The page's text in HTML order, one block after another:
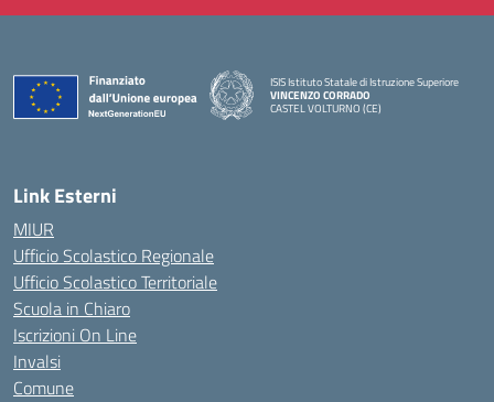
ISIS Istituto Statale di Istruzione Superiore
VINCENZO CORRADO
CASTEL VOLTURNO (CE)
Link Esterni
MIUR
Ufficio Scolastico Regionale
Ufficio Scolastico Territoriale
Scuola in Chiaro
Iscrizioni On Line
Invalsi
Comune